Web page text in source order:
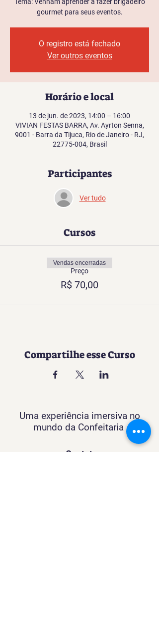
gourmet para seus eventos.
O registro está fechado
Ver outros eventos
Horário e local
13 de jun. de 2023, 14:00 – 16:00
VIVIAN FESTAS BARRA, Av. Ayrton Senna,
9001 - Barra da Tijuca, Rio de Janeiro - RJ,
22775-004, Brasil
Participantes
Ver tudo
Cursos
Preço
R$ 70,00
Vendas encerradas
Compartilhe esse Curso
Uma experiência imersiva no
mundo da Confeitaria
Contato